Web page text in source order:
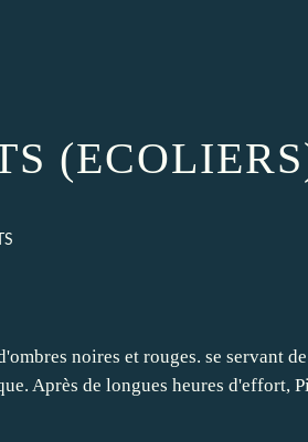
noires et rouges. se servant
Après de longues heures d'effort,